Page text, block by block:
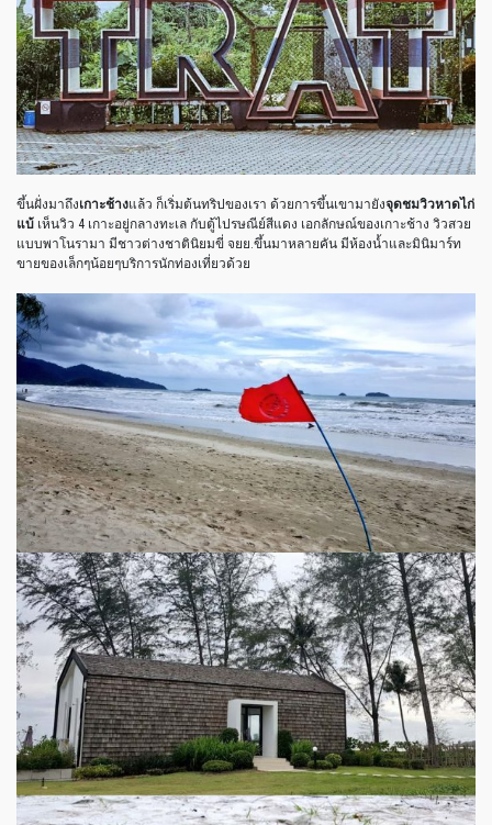
ขึ้นฝั่งมาถึงเกาะช้างแล้ว ก็เริ่มต้นทริปของเรา ด้วยการขึ้นเขามายังจุดชมวิวหาดไก่
แบ้ เห็นวิว 4 เกาะอยู่กลางทะเล กับตู้ไปรษณีย์สีแดง เอกลักษณ์ของเกาะช้าง วิวสวย
แบบพาโนรามา มีชาวต่างชาตินิยมขี่ จยย.ขึ้นมาหลายคัน มีห้องน้ำและมินิมาร์ท
ขายของเล็กๆน้อยๆบริการนักท่องเที่ยวด้วย